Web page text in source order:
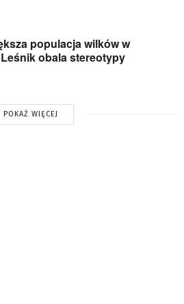
populacja wilków w
obala stereotypy
POKAŻ WIĘCEJ